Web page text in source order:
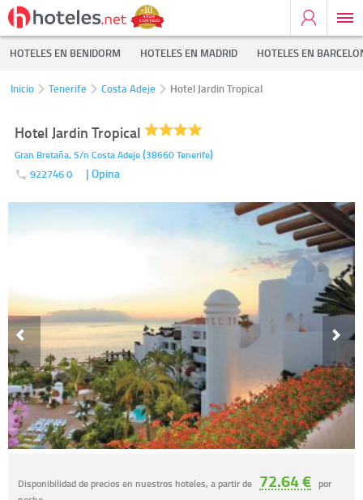
HOTELES EN BENIDORM HOTELES EN MADRID HOTELES EN
Inicio Tenerife Costa Adeje Hotel Jardin Tropical
Hotel Jardin Tropical
Gran Bretaña, S/n Costa Adeje(38660Tenerife)
922746 0 | Opina
Disponibilidad de precios en nuestros hoteles, a partir de 72.64 € por